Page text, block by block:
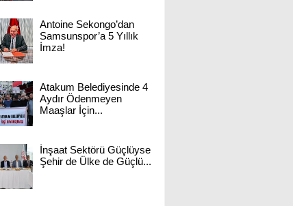
Antoine Sekongo’dan
Samsunspor’a 5 Yıllık
İmza!
Atakum Belediyesinde 4
Aydır Ödenmeyen
Maaşlar İçin...
İnşaat Sektörü Güçlüyse
Şehir de Ülke de Güçlü...